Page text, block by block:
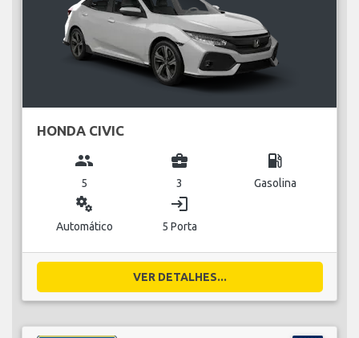
HONDA CIVIC
group
5
business_center
3
local_gas_station
Gasolina
miscellaneous_services
Automático
login
5 Porta
VER DETALHES...